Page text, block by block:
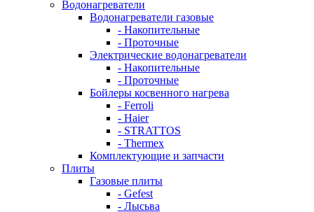
Водонагреватели
Водонагреватели газовые
- Накопительные
- Проточные
Электрические водонагреватели
- Накопительные
- Проточные
Бойлеры косвенного нагрева
- Ferroli
- Haier
- STRATTOS
- Thermex
Комплектующие и запчасти
Плиты
Газовые плиты
- Gefest
- Лысьва